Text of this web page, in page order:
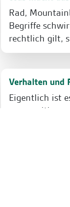
Rad,
Begriffe
rechtlich gilt,
Verhalten und
Eigentlich ist